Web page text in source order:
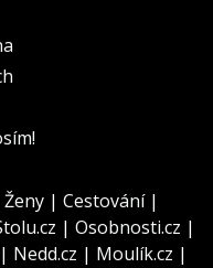
Ženy | Cestování|
| Osobnosti.cz |
| Nedd.cz | Moulík.cz |